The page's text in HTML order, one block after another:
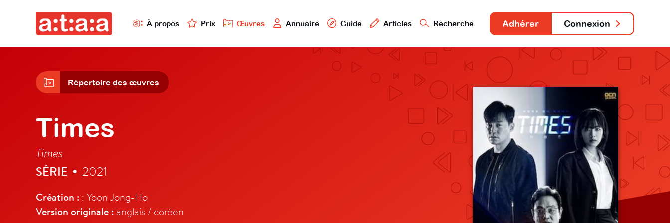
À propos Prix Œuvres Annuaire Guide Articles Recherche Adhérer Connexion
Répertoire des œuvres
Times
Times
SÉRIE • 2021
Création : : Yoon Jong-Ho
Version originale : anglais / coréen